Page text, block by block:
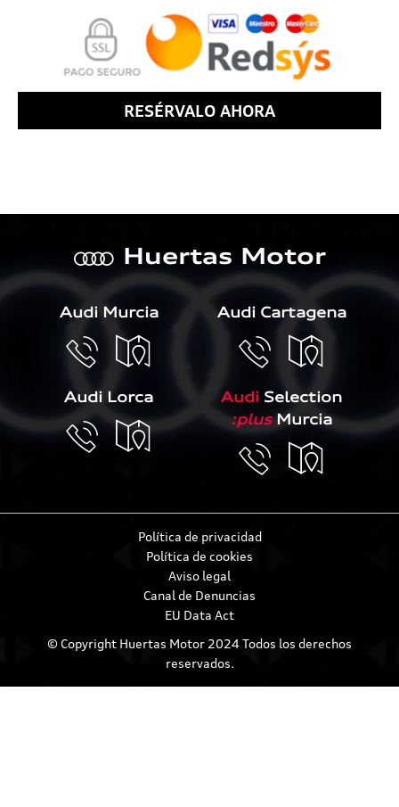
RESÉRVALO AHORA
a Huertas Motor
Audi Murcia Audi Cartagena
Audi Lorca Audi Selection
:plusMurcia
© Copyright Huertas Motor 2024 Todos los derechos
reservados.
Política de privacidad
Política de cookies
Aviso legal
Canal de Denuncias
EU Data Act